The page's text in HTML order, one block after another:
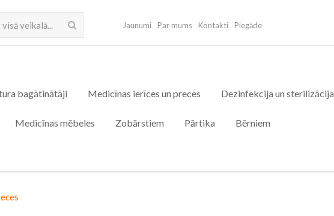
Meklēt
Jaunumi Par mums Kontakti Piegāde
bagātinātāji Medicīnas ierīces un preces Dezinfekcija un sterilizācija
Medicīnas mēbeles Zobārstiem Pārtika Bērniem